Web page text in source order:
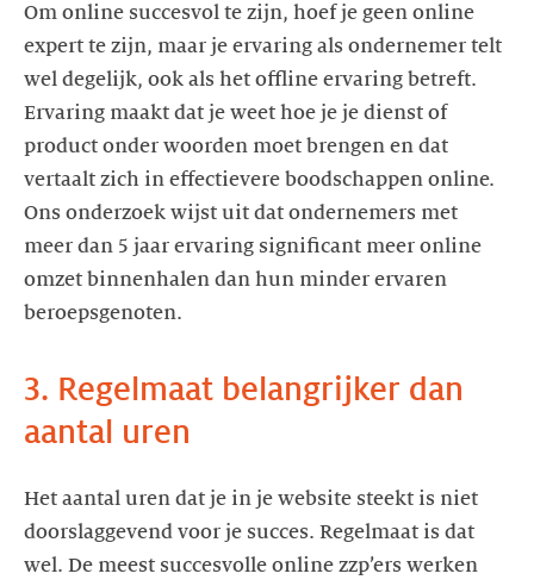
Om online succesvol te zijn, hoef je geen online
expert te zijn, maar je ervaring als ondernemer telt
wel degelijk, ook als het offline ervaring betreft.
Ervaring maakt dat je weet hoe je je dienst of
product onder woorden moet brengen en dat
vertaalt zich in effectievere boodschappen online.
Ons onderzoek wijst uit dat ondernemers met
meer dan 5 jaar ervaring significant meer online
omzet binnenhalen dan hun minder ervaren
3. Regelmaat belangrijker dan
aantal uren
Het aantal uren dat je in je website steekt is niet
doorslaggevend voor je succes. Regelmaat is dat
wel. De meest succesvolle online zzp’ers werken